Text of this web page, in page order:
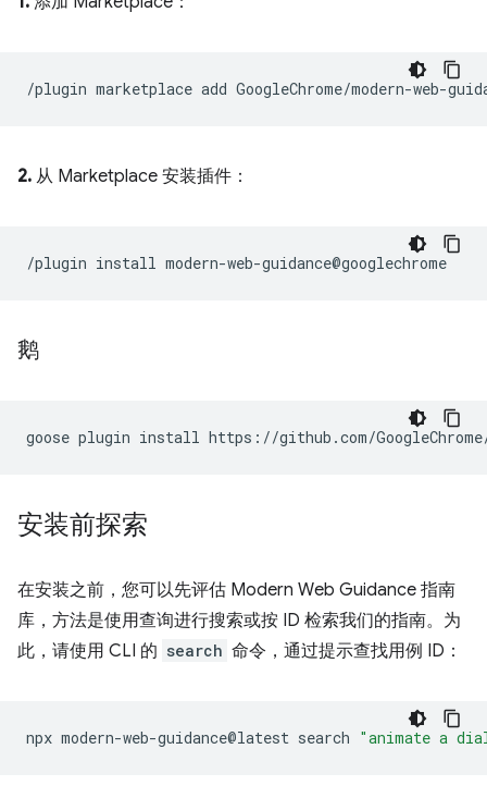
2. 从 Marketplace 安装插件：
鹅
goose plugin install https://github.com/
安装前探索
在安装之前，您可以先评估 Modern Web Guidance 指南
库，方法是使用查询进行搜索或按 ID 检索我们的指南。为
此，请使用 CLI 的 search 命令，通过提示查找用例 ID：
npx modern-web-guidance@latest search "animate a